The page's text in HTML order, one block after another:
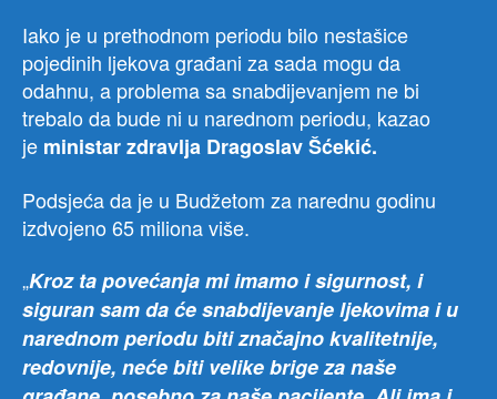
Iako je u prethodnom periodu bilo nestašice
pojedinih ljekova građani za sada mogu da
odahnu, a problema sa snabdijevanjem ne bi
trebalo da bude ni u narednom periodu, kazao
je ministar zdravlja Dragoslav Šćekić.
Podsjeća da je u Budžetom za narednu godinu
izdvojeno 65 miliona više.
„Kroz ta povećanja mi imamo i sigurnost, i
siguran sam da će snabdijevanje ljekovima i u
narednom periodu biti značajno kvalitetnije,
redovnije, neće biti velike brige za naše